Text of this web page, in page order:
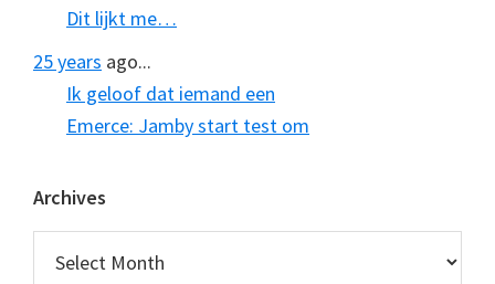
Dit lijkt me…
25 years ago...
Ik geloof dat iemand een
Emerce: Jamby start test om
Archives